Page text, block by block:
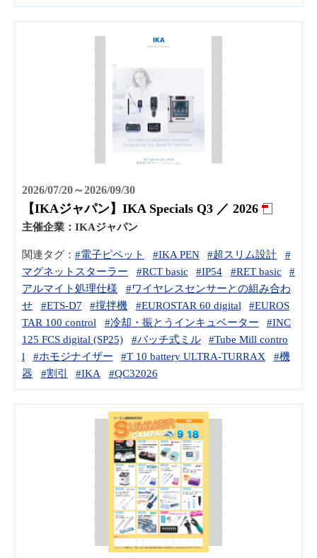
2026/07/20～2026/09/30
【IKAジャパン】IKA Specials Q3 ／ 2026
主催企業： IKAジャパン
関連タグ： #電子ピペット #IKA PEN #超スリム設計
#
マグネットスターラー
#RCT basic #IP54 #RET basic
#
アルマイト処理仕様
#ワイヤレスセンサーとの組み合わ
せ
#ETS-D7 #撹拌機 #EUROSTAR 60 digital
#EUROS
TAR 100 control
#冷却・振とうインキュベーター
#INC
125 FCS digital (SP25)
#バッチ式ミル
#Tube Mill contro
l
#ホモジナイザー #T 10 battery ULTRA-TURRAX
#機
器
#割引 #IKA #QC32026